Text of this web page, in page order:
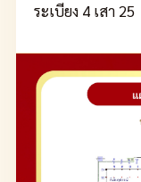
ระเบียง 4 เสา 25